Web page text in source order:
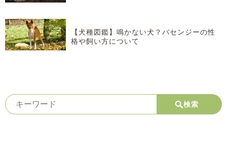
【犬種図鑑】鳴かない犬？バセンジーの性
格や飼い方について
検索